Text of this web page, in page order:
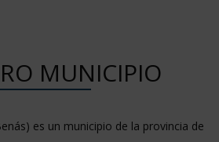
MUNICIPIO
es un municipio de la provincia de